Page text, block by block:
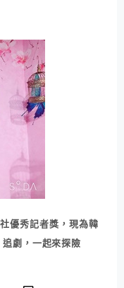
優秀記者獎，現為韓
劇，一起來探險